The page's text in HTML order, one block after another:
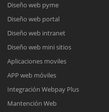
Diseño web pyme
Diseño web portal
Diseño web intranet
Diseño web mini sitios
Aplicaciones moviles
APP web móviles
Integración Webpay Plus
Mantención Web